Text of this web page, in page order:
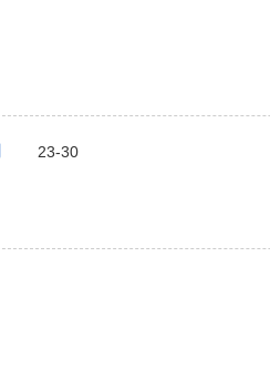
23-30